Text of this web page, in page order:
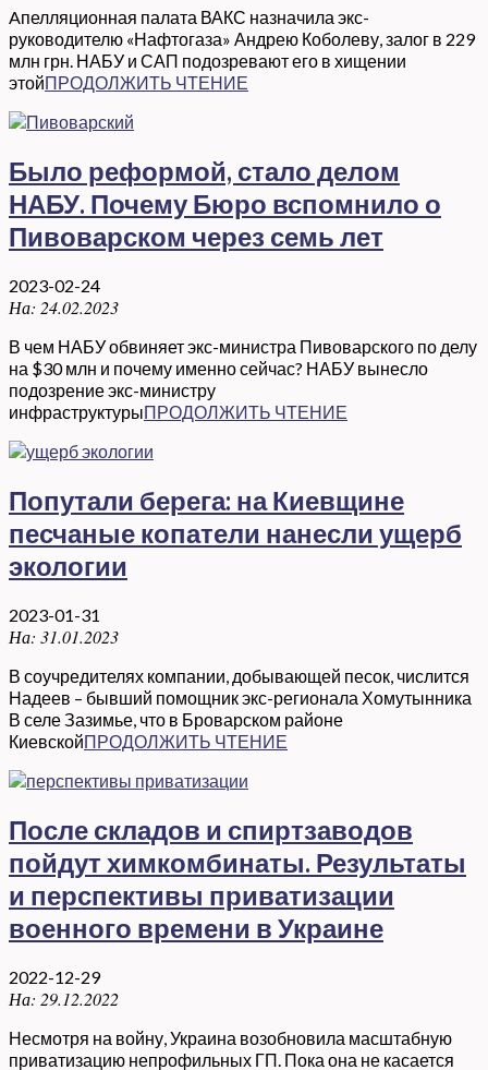
Aпелляционная палата ВАКС назначила экс-
руководителю «Нафтогаза» Андрею Коболеву, залог в 229
млн грн. НАБУ и САП подозревают его в хищении
этойПРОДОЛЖИТЬ ЧТЕНИЕ
Было реформой, стало делом
НАБУ. Почему Бюро вспомнило о
Пивоварском через семь лет
2023-02-24
На: 24.02.2023
В чем НАБУ обвиняет экс-министра Пивоварского по делу
на $30 млн и почему именно сейчас? НАБУ вынесло
подозрение экс-министру
инфраструктурыПРОДОЛЖИТЬ ЧТЕНИЕ
Попутали берега: на Киевщине
песчаные копатели нанесли ущерб
экологии
2023-01-31
На: 31.01.2023
В соучредителях компании, добывающей песок, числится
Надеев – бывший помощник экс-регионала Хомутынника
В селе Зазимье, что в Броварском районе
КиевскойПРОДОЛЖИТЬ ЧТЕНИЕ
После складов и спиртзаводов
пойдут химкомбинаты. Результаты
и перспективы приватизации
военного времени в Украине
2022-12-29
На: 29.12.2022
Несмотря на войну, Украина возобновила масштабную
приватизацию непрофильных ГП. Пока она не касается